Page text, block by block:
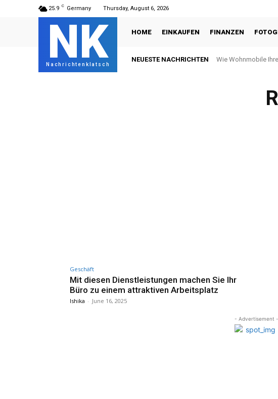
25.9 C Germany Thursday, August 6, 2026
NK
Nachrichtenklatsch
HOME EINKAUFEN FINANZEN
NEUESTE NACHRICHTEN Wie Wohnmobile
Geschäft
Mit diesen Dienstleistungen machen Sie Ihr
Büro zu einem attraktiven Arbeitsplatz
Ishika - June 16, 2025
- Advertisement -